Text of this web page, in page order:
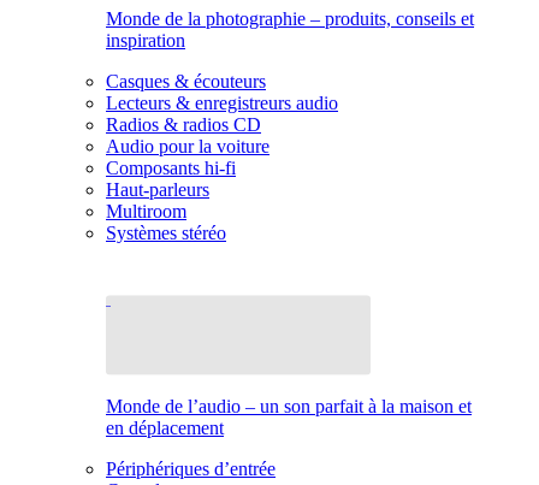
Monde de la photographie – produits, conseils et
inspiration
Casques & écouteurs
Lecteurs & enregistreurs audio
Radios & radios CD
Audio pour la voiture
Composants hi-fi
Haut-parleurs
Multiroom
Systèmes stéréo
Monde de l’audio – un son parfait à la maison et
en déplacement
Périphériques d’entrée